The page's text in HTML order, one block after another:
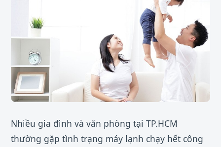
Nhiều gia đình và văn phòng tại TP.HCM
thường gặp tình trạng máy lạnh chạy hết công